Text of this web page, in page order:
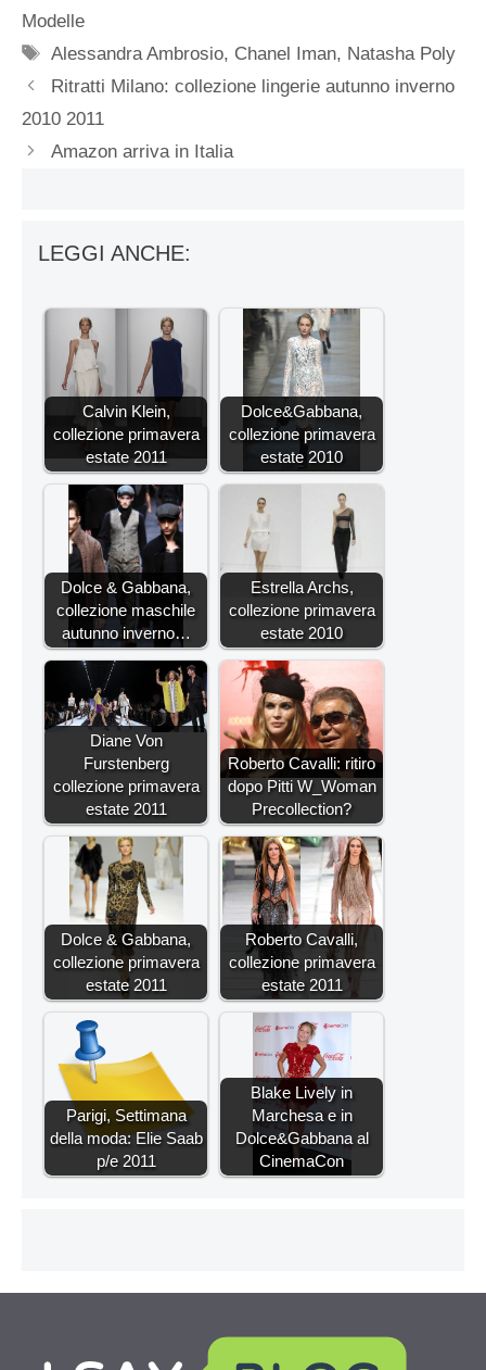
Modelle
Tag
Alessandra Ambrosio, Chanel Iman, Natasha Poly
Ritratti Milano: collezione lingerie autunno inverno
2010 2011
Amazon arriva in Italia
LEGGI ANCHE:
Calvin Klein,
collezione primavera
estate 2011
Dolce&Gabbana,
collezione primavera
estate 2010
Dolce & Gabbana,
collezione maschile
autunno inverno…
Estrella Archs,
collezione primavera
estate 2010
Diane Von
Furstenberg
collezione primavera
estate 2011
Roberto Cavalli: ritiro
dopo Pitti W_Woman
Precollection?
Dolce & Gabbana,
collezione primavera
estate 2011
Roberto Cavalli,
collezione primavera
estate 2011
Parigi, Settimana
della moda: Elie Saab
p/e 2011
Blake Lively in
Marchesa e in
Dolce&Gabbana al
CinemaCon